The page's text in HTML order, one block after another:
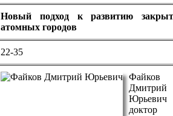
Новый подход к развитию
атомных городов
22-35
Файков
Дмитрий
Юрьевич
доктор